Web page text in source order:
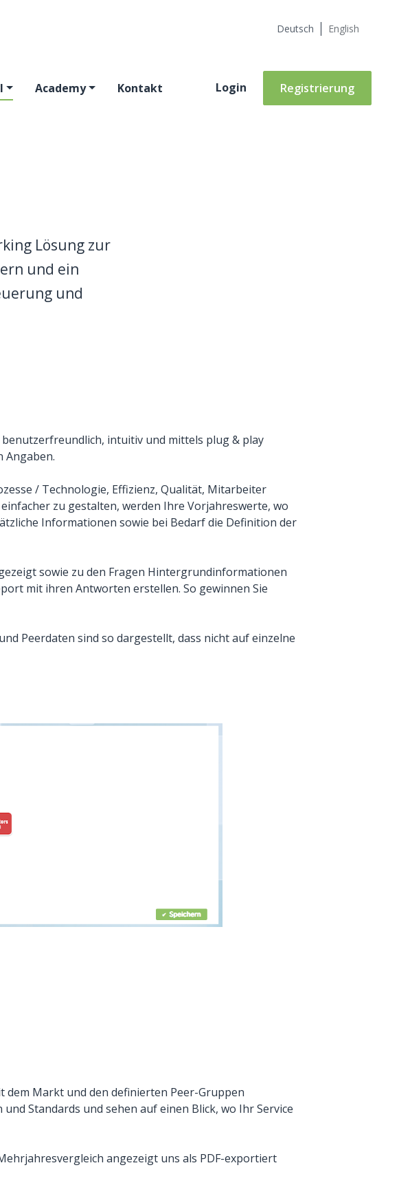
Deutsch English
Academy Kontakt Login Registrierung
Lösung zur
und ein
und
intuitiv und mittels plug & play
Angaben.
/ Technologie, Effizienz, Qualität, Mitarbeiter
zu gestalten, werden Ihre Vorjahreswerte, wo
Informationen sowie bei Bedarf die Definition der
sowie zu den Fragen Hintergrundinformationen
mit ihren Antworten erstellen. So gewinnen Sie
Peerdaten sind so dargestellt, dass nicht auf einzelne
dem Markt und den definierten Peer-Gruppen
Standards und sehen auf einen Blick, wo Ihr Service
angezeigt uns als PDF-exportiert